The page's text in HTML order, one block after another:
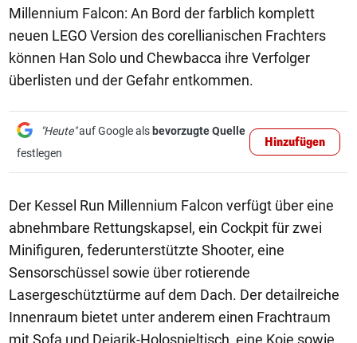
Millennium Falcon: An Bord der farblich komplett
neuen LEGO Version des corellianischen Frachters
können Han Solo und Chewbacca ihre Verfolger
überlisten und der Gefahr entkommen.
"Heute"auf Google als bevorzugte Quelle
festlegen
Hinzufügen
Der Kessel Run Millennium Falcon verfügt über eine
abnehmbare Rettungskapsel, ein Cockpit für zwei
Minifiguren, federunterstützte Shooter, eine
Sensorschüssel sowie über rotierende
Lasergeschütztürme auf dem Dach. Der detailreiche
Innenraum bietet unter anderem einen Frachtraum
mit Sofa und Dejarik-Holospieltisch, eine Koje sowie